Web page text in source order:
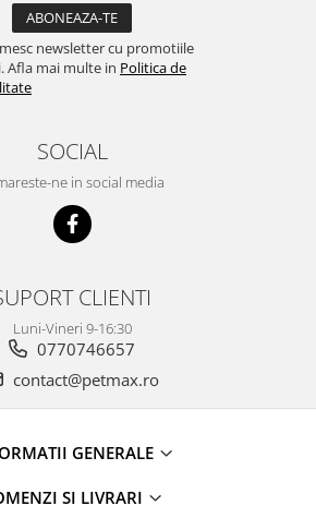
newsletter cu promotiile
Afla mai multe in Politica de
SOCIAL
ne in social media
CLIENTI
Luni-Vineri 9-16:30
0770746657
contact@petmax.ro
GENERALE
SI LIVRARI